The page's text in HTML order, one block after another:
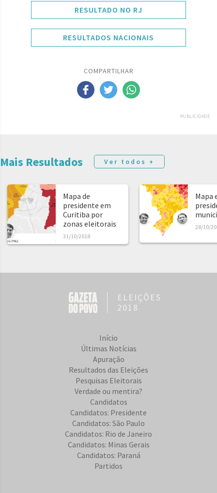
RESULTADO NO RJ
RESULTADOS NACIONAIS
COMPARTILHAR
PUBLICIDADE
Mais Resultados Ver todos +
Mapa de
presidente em
Curitiba por
zonas eleitorais
31/10/2018
Mapa
28/10/
ELEIÇÕES
2018
Início
Últimas Notícias
Apuração
Resultados das Eleições
Pesquisas Eleitorais
Verdade ou mentira?
Candidatos
Candidatos: Presidente
Candidatos: São Paulo
Candidatos: Rio de Janeiro
Candidatos: Minas Gerais
Candidatos: Paraná
Partidos